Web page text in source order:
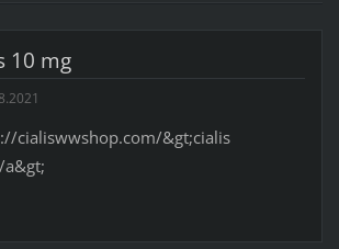
10 mg
cialiswwshop.com/&gt;cialis